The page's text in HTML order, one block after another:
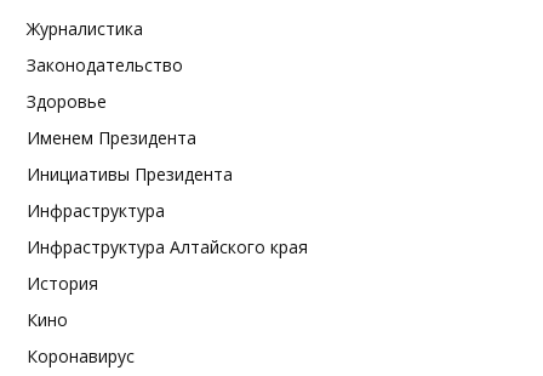
Журналистика
Законодательство
Здоровье
Именем Президента
Инициативы Президента
Инфраструктура
Инфраструктура Алтайского края
История
Кино
Коронавирус